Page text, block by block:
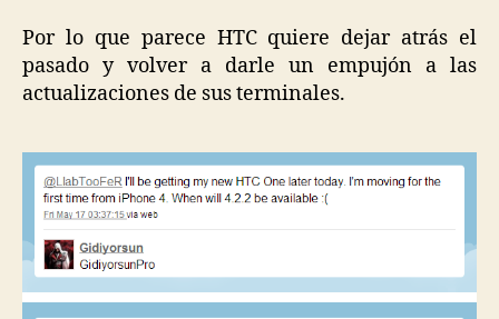
Por lo que parece HTC quiere dejar atrás el
pasado y volver a darle un empujón a las
actualizaciones de sus terminales.